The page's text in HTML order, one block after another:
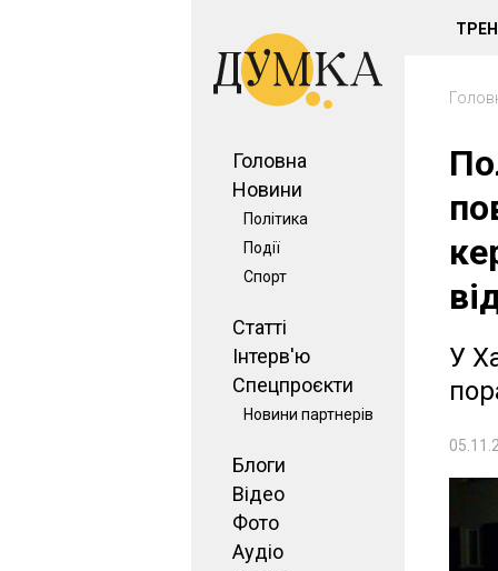
Головна
Новини
Політика
Події
Спорт
Статті
Інтерв'ю
Спецпроєкти
Новини партнерів
Блоги
Відео
Фото
Аудіо
У